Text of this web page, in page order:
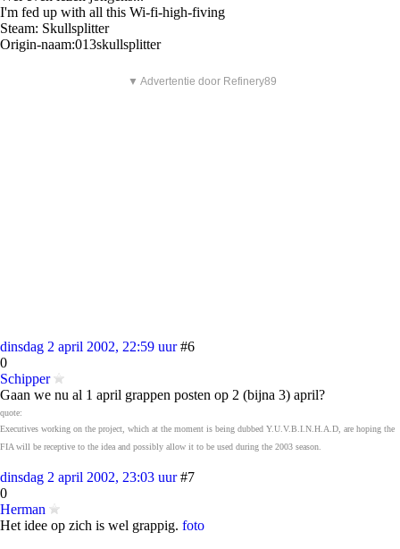
I'm fed up with all this Wi-fi-high-fiving
Steam: Skullsplitter
Origin-naam:013skullsplitter
▼ Advertentie door Refinery89
dinsdag 2 april 2002, 22:59 uur #6
0
Schipper
Gaan we nu al 1 april grappen posten op 2 (bijna 3) april?
quote:
Executives working on the project, which at the moment is being dubbed Y.U.V.B.I.N.H.A.D, are hoping the
FIA will be receptive to the idea and possibly allow it to be used during the 2003 season.
dinsdag 2 april 2002, 23:03 uur #7
0
Herman
Het idee op zich is wel grappig. foto